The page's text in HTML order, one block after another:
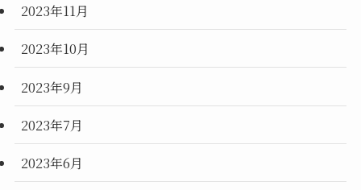
2023年11月
2023年10月
2023年9月
2023年7月
2023年6月